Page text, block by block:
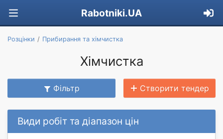
Rabotniki.UA
Розцінки Прибирання та хімчистка
Хімчистка
Фільтр Створити тендер
Види робіт та діапазон цін